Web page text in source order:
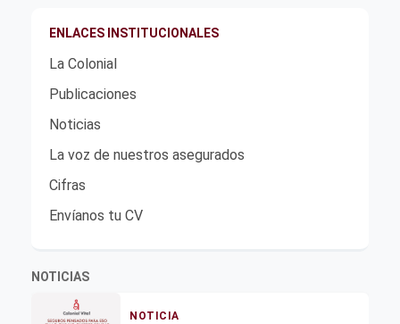
ENLACES INSTITUCIONALES
La Colonial
Publicaciones
Noticias
La voz de nuestros asegurados
Cifras
Envíanos tu CV
NOTICIAS
NOTICIA